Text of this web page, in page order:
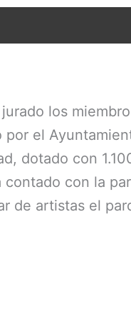
los
el
dotado con
contado con la
de artistas el